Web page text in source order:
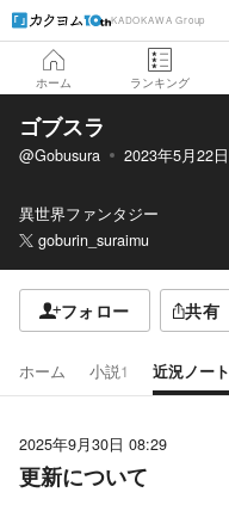
KADOKAWA Group
ホーム ランキング
ゴブスラ
@Gobusura 2023年5月22日
異世界ファンタジー
goburin_suraimu
フォロー 共有
ホーム 小説1 近況ノート
2025年9月30日 08:29
更新について